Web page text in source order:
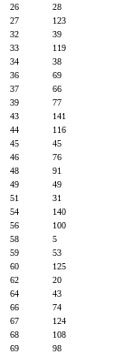
26
28
27
123
32
39
33
119
34
38
36
69
37
66
39
77
43
141
44
116
45
45
46
76
48
91
49
49
51
31
54
140
56
100
58
5
59
53
60
125
62
20
64
43
66
74
67
124
68
108
69
98